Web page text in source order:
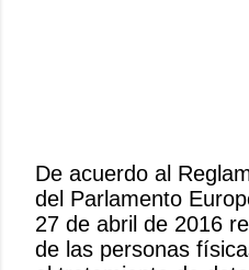
P
u
b
De acuerdo al
del Parlamento
27 de abril de 2016
de las personas